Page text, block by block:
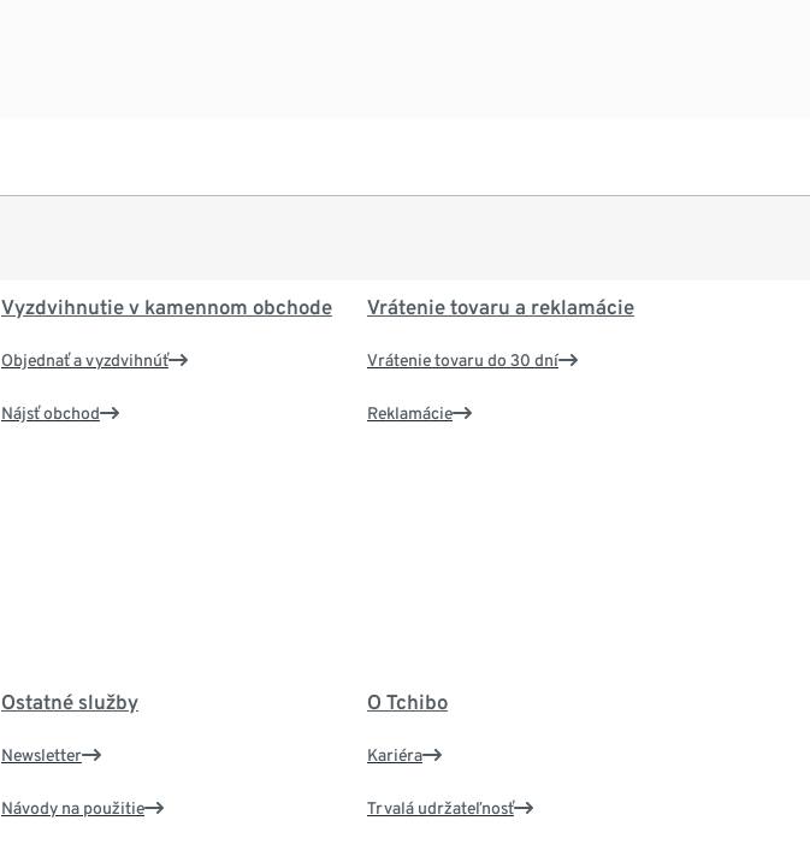
Vyzdvihnutie v kamennom obchode
Objednať a vyzdvihnúť
Nájsť obchod
Vrátenie tovaru a reklamácie
Vrátenie tovaru do 30 dní
Reklamácie
Ostatné služby
Newsletter
Návody na použitie
O Tchibo
Kariéra
Trvalá udržateľnosť